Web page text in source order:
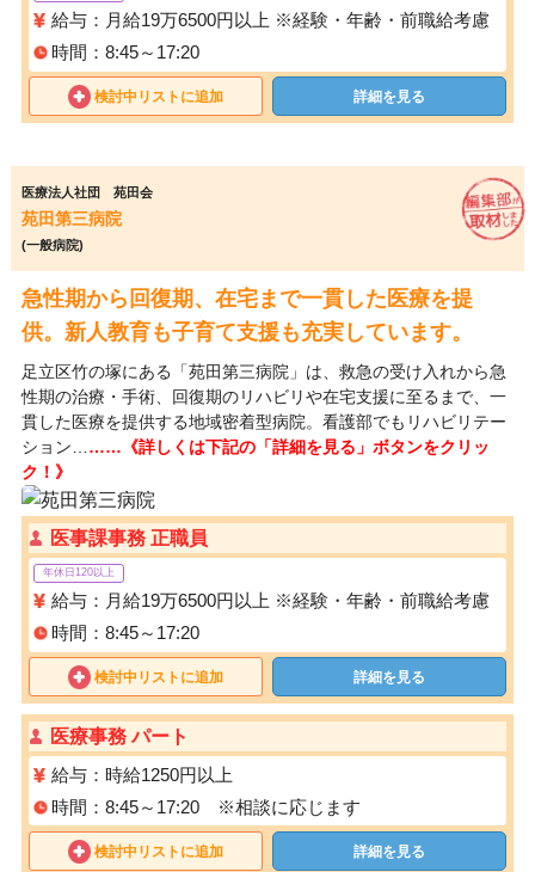
給与：月給19万6500円以上 ※経験・年齢・前職給考慮
時間：8:45～17:20
検討中リストに追加 詳細を見る
医療法人社団 苑田会
苑田第三病院
(一般病院)
急性期から回復期、在宅まで一貫した医療を提
供。新人教育も子育て支援も充実しています。
足立区竹の塚にある「苑田第三病院」は、救急の受け入れから急
性期の治療・手術、回復期のリハビリや在宅支援に至るまで、一
貫した医療を提供する地域密着型病院。看護部でもリハビリテー
ション… ……《詳しくは下記の「詳細を見る」ボタンをクリッ
ク！》
医事課事務 正職員
年休日120以上
給与：月給19万6500円以上 ※経験・年齢・前職給考慮
時間：8:45～17:20
検討中リストに追加 詳細を見る
医療事務 パート
給与：時給1250円以上
時間：8:45～17:20 ※相談に応じます
検討中リストに追加 詳細を見る